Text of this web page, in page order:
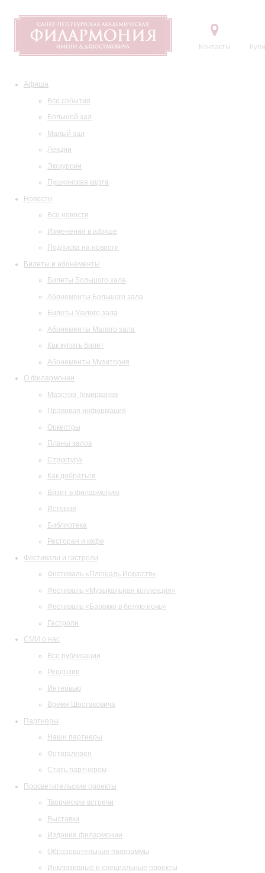
Контакты
Афиша
Все события
Большой зал
Малый зал
Лекции
Экскурсии
Пушкинская карта
Новости
Все новости
Изменения в афише
Подписка на новости
Билеты и абонементы
Билеты Большого зала
Абонементы Большого зала
Билеты Малого зала
Абонементы Малого зала
Как купить билет
Абонементы Музитория
О филармонии
Маэстро Темирканов
Правовая информация
Оркестры
Планы залов
Структура
Как добраться
Визит в филармонию
История
Библиотека
Ресторан и кафе
Фестивали и гастроли
Фестиваль «Площадь Искусств»
Фестиваль «Музыкальная коллекция»
Фестиваль «Барокко в белую ночь»
Гастроли
СМИ о нас
Все публикации
Рецензии
Интервью
Время Шостаковича
Партнеры
Наши партнеры
Фотогалерея
Стать партнером
Просветительские проекты
Творческие встречи
Выставки
Издания филармонии
Образовательные программы
Инклюзивные и специальные проекты